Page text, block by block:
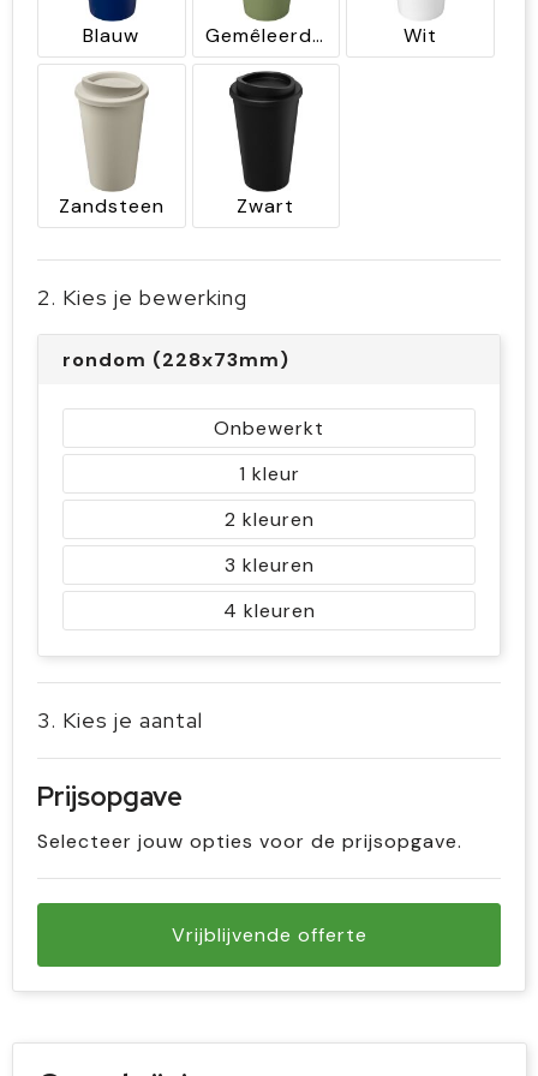
Blauw Gemêleerd groen Wit
Zandsteen Zwart
2. Kies je bewerking
rondom (228x73mm)
Onbewerkt
1
2
3
4
3. Kies je aantal
Prijsopgave
Selecteer jouw opties voor de prijsopgave.
Vrijblijvende offerte